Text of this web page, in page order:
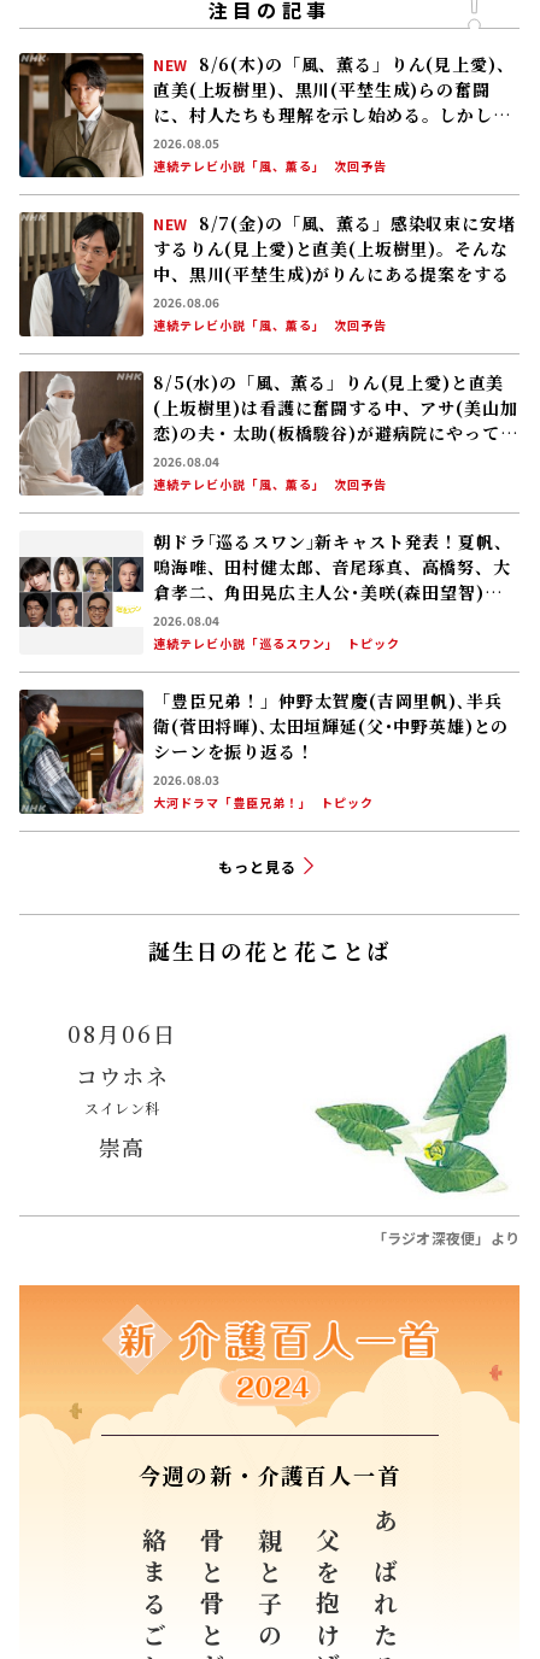
注目の記事
NEW
8/6(木)の「風、薫る」りん(見上愛)、
直美(上坂樹里)、黒川(平埜生成)らの奮闘
に、村人たちも理解を示し始める。しかし、
アサ(美山加恋)の容体はなかなか改善せ
ず……
2026.08.05
連続テレビ小説「風、薫る」
次回予告
NEW
8/7(金)の「風、薫る」感染収束に安堵
するりん(見上愛)と直美(上坂樹里)。そんな
中、黒川(平埜生成)がりんにある提案をする
2026.08.06
連続テレビ小説「風、薫る」
次回予告
8/5(水)の「風、薫る」りん(見上愛)と直美
(上坂樹里)は看護に奮闘する中、アサ(美山加
恋)の夫・太助(板橋駿谷)が避病院にやってく
る
2026.08.04
連続テレビ小説「風、薫る」
次回予告
朝ドラ｢巡るスワン｣新キャスト発表！夏帆、
鳴海唯、田村健太郎、音尾琢真、高橋努、大
倉孝二、角田晃広――主人公･美咲(森田望智)が
交流する警察署の人々 2027年度前期放送
2026.08.04
連続テレビ小説「巡るスワン」
トピック
「豊臣兄弟！」仲野太賀――慶(吉岡里帆)､半兵
衛(菅田将暉)､太田垣輝延(父･中野英雄)との
シーンを振り返る！
2026.08.03
大河ドラマ「豊臣兄弟！」
トピック
もっと見る
誕生日の花と花ことば
08月06日
コウホネ
スイレン科
崇高
「ラジオ深夜便」より
今週の新・介護百人一首
あばれたる
父を抱けば
親と子の
骨と骨とが